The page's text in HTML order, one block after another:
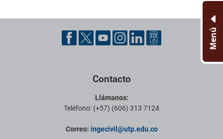
Menú
Pie de página con información de contacto, redes sociales y datos
Contacto
Llámanos:
Teléfono: (+57) (606) 313 7124
Correo: ingecivil@utp.edu.co